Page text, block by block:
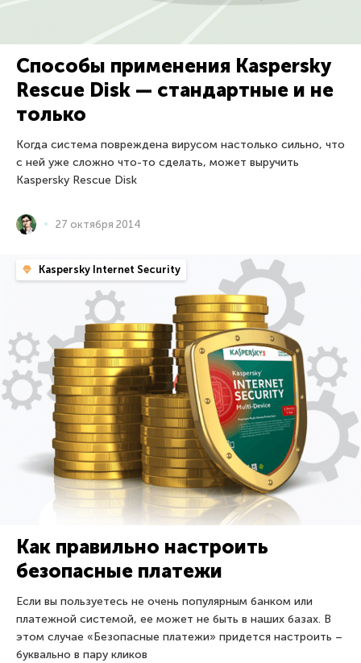
Способы применения Kaspersky
Rescue Disk — стандартные и не
только
Когда система повреждена вирусом настолько сильно, что
с ней уже сложно что-то сделать, может выручить
Kaspersky Rescue Disk
27 октября 2014
Kaspersky Internet Security
Как правильно настроить
безопасные платежи
Если вы пользуетесь не очень популярным банком или
платежной системой, ее может не быть в наших базах. В
этом случае «Безопасные платежи» придется настроить –
буквально в пару кликов